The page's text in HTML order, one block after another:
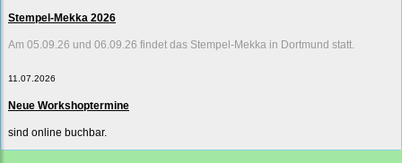
Stempel-Mekka 2026
Am 05.09.26 und 06.09.26 findet das Stempel-Mekka in Dortmund statt.
11.07.2026
Neue Workshoptermine
sind online buchbar.